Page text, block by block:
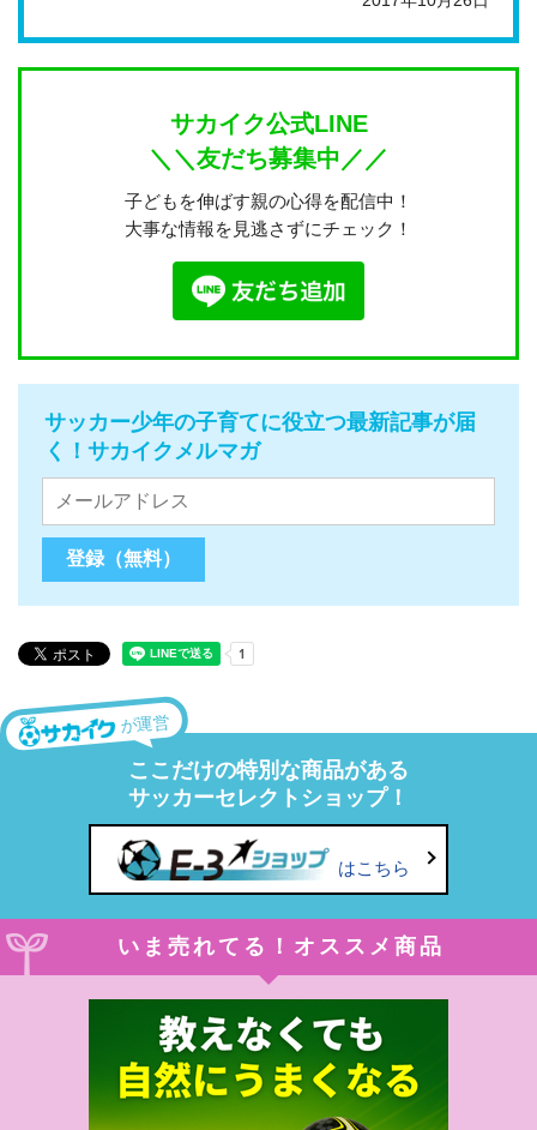
サカイク公式LINE
＼＼友だち募集中／／
子どもを伸ばす親の心得を配信中！
大事な情報を見逃さずにチェック！
サッカー少年の子育てに役立つ最新記事が届
く！サカイクメルマガ
が運営
ここだけの特別な商品がある
サッカーセレクトショップ！
はこちら
いま売れてる！オススメ商品